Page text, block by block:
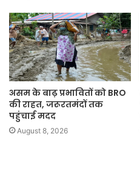
असम के बाढ़ प्रभावितों को BRO
की राहत, जरूरतमंदों तक
पहुंचाई मदद
August 8, 2026